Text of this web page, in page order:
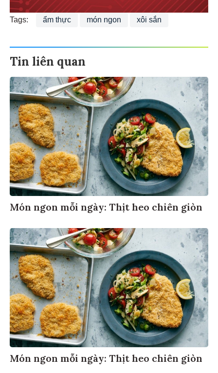
Tags: ẩm thực món ngon xôi sắn
Tin liên quan
Món ngon mỗi ngày: Thịt heo chiên giòn
Món ngon mỗi ngày: Thịt heo chiên giòn